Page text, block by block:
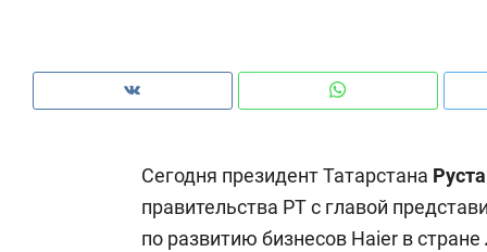
Сегодня президент Татарстана
правительства РТ с главой
по развитию бизнесов Haier в стране